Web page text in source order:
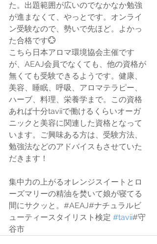
た。出題範囲が広いのでなかなか勉強
が進まなくて、やっとです。オンライ
ン受験なので、勢いで先ほど。よかっ
た合格です💮
こちら日本アロマ環境協会主催です
が、AEAJ会員でなくても、他の資格が
無くても受験できるようです。健康、
美容、睡眠、呼吸、アロマテラピー、
ハーブ、料理、栄養学まで。この資格
あれば十分taviiで働けるくらいオーガ
ニックと美容に関連した資格となって
います。ご興味ある方は、受験方法、
勉強法などのアドバイスもさせていた
だきます！
集中力の上がるオレンジスイートとロ
ーズマリーの精油を焚いて娘が寝てる
間にサクッと。#AEAJ#ナチュラルビ
ューティースタイリスト検定 #tavii#守
谷市